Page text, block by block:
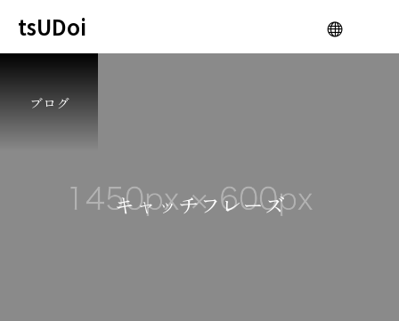
tsUDoi
ブログ
キャッチフレーズ